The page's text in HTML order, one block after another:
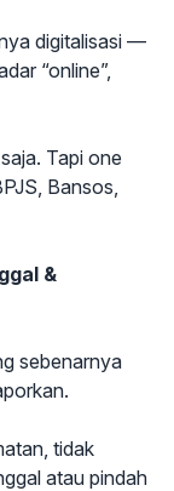
digitalisasi —
“online”,
Tapi one
Bansos,
&
sebenarnya
tidak
atau pindah